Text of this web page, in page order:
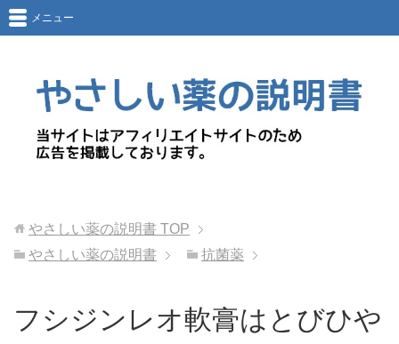
メニュー
やさしい薬の説明書 TOP
やさしい薬の説明書
抗菌薬
フシジンレオ軟膏はとびひや